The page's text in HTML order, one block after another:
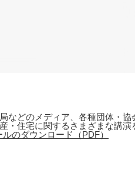
などのメディア、各種団体・
住宅に関するさまざまな講演